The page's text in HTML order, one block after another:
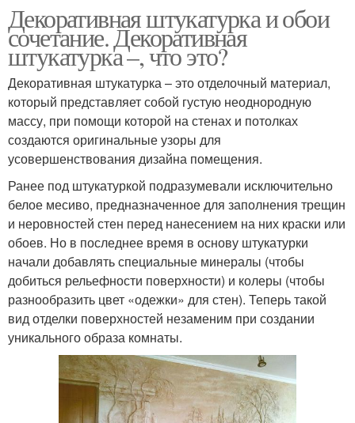
Декоративная штукатурка и обои
сочетание. Декоративная
штукатурка –, что это?
Декоративная штукатурка – это отделочный материал,
который представляет собой густую неоднородную
массу, при помощи которой на стенах и потолках
создаются оригинальные узоры для
усовершенствования дизайна помещения.
Ранее под штукатуркой подразумевали исключительно
белое месиво, предназначенное для заполнения трещин
и неровностей стен перед нанесением на них краски или
обоев. Но в последнее время в основу штукатурки
начали добавлять специальные минералы (чтобы
добиться рельефности поверхности) и колеры (чтобы
разнообразить цвет «одежки» для стен). Теперь такой
вид отделки поверхностей незаменим при создании
уникального образа комнаты.